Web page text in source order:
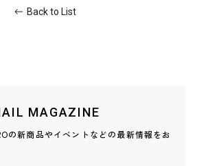
Back to List
MAGAZINE
の新商品やイベントなどの最新情報をお